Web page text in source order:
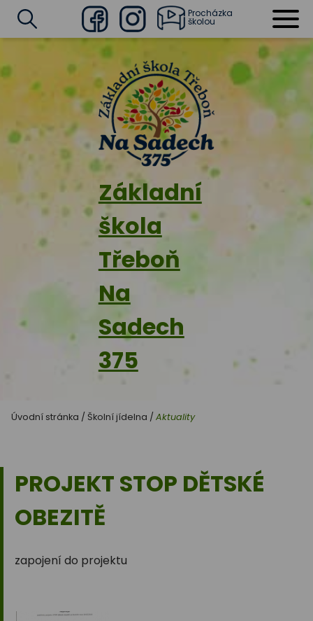
Základní
škola
Třeboň
Na
Sadech
375
FacebookInstagram
Procházka
školou
Úvodní stránka / Školní jídelna / Aktuality
PROJEKT STOP DĚTSKÉ
OBEZITĚ
zapojení do projektu